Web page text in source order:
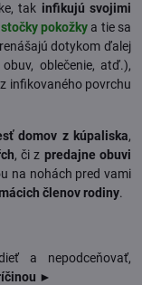
tak infikujú svojimi
pokožkya tie sa
dotykom ďalej
oblečenie, atď.),
infikovaného povrchu
domov z kúpaliska,
, či z predajne obuvi
na nohách pred vami
členov rodiny.
a nepodceňovať,
►